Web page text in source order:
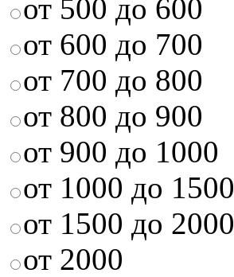
от 500 до 600
от 600 до 700
от 700 до 800
от 800 до 900
от 900 до 1000
от 1000 до 1500
от 1500 до 2000
от 2000